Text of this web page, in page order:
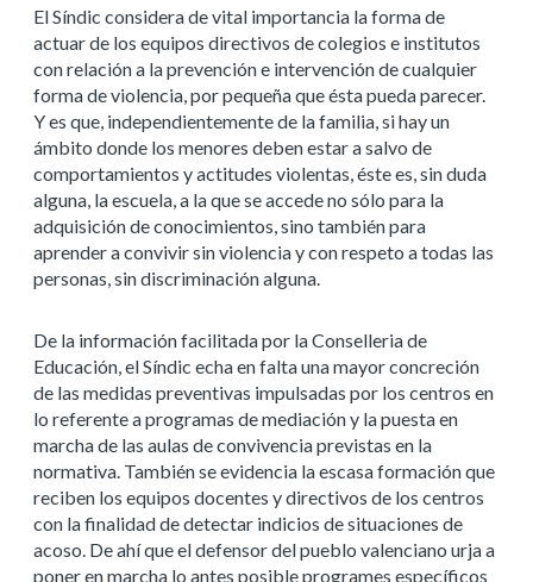
El Síndic considera de vital importancia la forma de
actuar de los equipos directivos de colegios e institutos
con relación a la prevención e intervención de cualquier
forma de violencia, por pequeña que ésta pueda parecer.
Y es que, independientemente de la familia, si hay un
ámbito donde los menores deben estar a salvo de
comportamientos y actitudes violentas, éste es, sin duda
alguna, la escuela, a la que se accede no sólo para la
adquisición de conocimientos, sino también para
aprender a convivir sin violencia y con respeto a todas las
personas, sin discriminación alguna.
De la información facilitada por la Conselleria de
Educación, el Síndic echa en falta una mayor concreción
de las medidas preventivas impulsadas por los centros en
lo referente a programas de mediación y la puesta en
marcha de las aulas de convivencia previstas en la
normativa. También se evidencia la escasa formación que
reciben los equipos docentes y directivos de los centros
con la finalidad de detectar indicios de situaciones de
acoso. De ahí que el defensor del pueblo valenciano urja a
poner en marcha lo antes posible programes específicos